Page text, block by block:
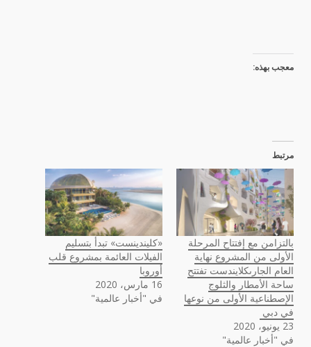
معجب بهذه:
مرتبط
بالتزامن مع إفتتاح المرحلة
الأولى من المشروع نهاية
العام الجارىكلايندست تفتتح
ساحة الأمطار والثلوج
الإصطناعية الأولى من نوعها
في دبي
23 يونيو، 2020
في "أخبار عالمية"
«كليندينست» تبدأ بتسليم
الفيلات العائمة بمشروع قلب
أوروبا
16 مارس، 2020
في "أخبار عالمية"